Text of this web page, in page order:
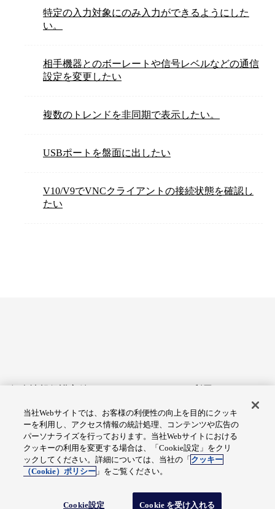
特定の入力対象にのみ入力ができるようにした
い。
相手機器とのボーレートや信号レベルなどの通信
設定を変更したい
複数のトレンドを非同期で表示したい。
USBポートを盤面に出したい
V10/V9でVNCクライアントの接続状態を確認し
たい
アクセシビリティへの対応
Cookie設定
総合サイトマップ
© Fuji Electric Co., Ltd.
当社Webサイトでは、お客様の利便性の向上を目的にクッキ
ーを利用し、アクセス情報の統計処理、コンテンツや広告の
パーソナライズを行っております。当社Webサイトにおける
クッキーの利用を変更する場合は、「Cookie設定」をクリ
ックしてください。詳細については、当社の「 クッキー
（Cookie）ポリシー 」をご覧ください。
Cookie設定 Cookie を受け入れる